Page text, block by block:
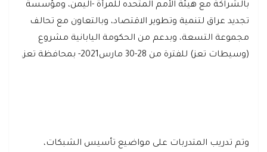
بالشراكة مع هيئة الأمم المتحده للمرأة -اليمن، ومؤسسة
تجديد عراق لتنمية وتطوير الاقتصاد، وبالتعاون مع تحالف
مجموعة التسعة، وبدعم من الحكومة اليابانية مشروع
(وسيطات تعز) للفترة من 28-30 مارس2021- بمحافظة تعز.
وتم تدريب المتدربات على مواضيع تأسيس الشبكات،